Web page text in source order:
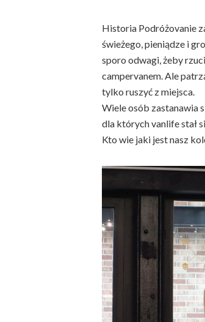
Historia Podróżovanie
świeżego, pieniądze i
sporo odwagi, żeby
campervanem. Ale
tylko ruszyć z miejsca.
Wiele osób zastanawia
dla których vanlife stał
Kto wie jaki jest nasz